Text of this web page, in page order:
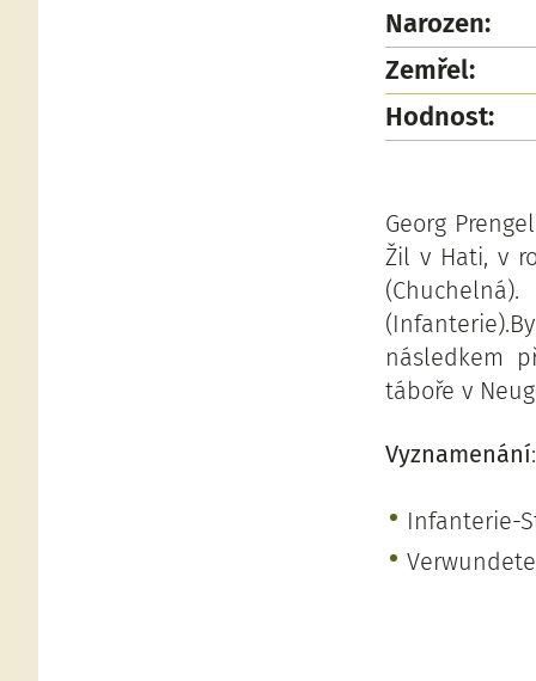
Narozen:
Zemřel:
Hodnost:
Georg
Žil v Hati, v
následkem
táboře v
Vyznamenání:
Infanterie-